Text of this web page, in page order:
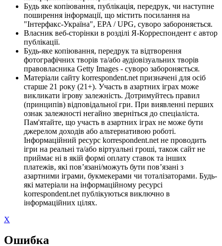
Будь яке копіювання, публікація, передрук, чи наступне
поширення інформації, що містить посилання на
"Інтерфакс-Україна", EPA / UPG, суворо забороняється.
Власник веб-сторінки в розділі Я-Корреспондент є автор
публікації.
Будь-яке копіювання, передрук та відтворення
фотографічних творів та/або аудіовізуальних творів
правовласника Getty Images - суворо забороняється.
Матеріали сайту korrespondent.net призначені для осіб
старше 21 року (21+). Участь в азартних іграх може
викликати ігрову залежність. Дотримуйтесь правил
(принципів) відповідальної гри. При виявленні перших
ознак залежності негайно зверніться до спеціаліста.
Пам'ятайте, що участь в азартних іграх не може бути
джерелом доходів або альтернативою роботі.
Інформаційний ресурс korrespondent.net не проводить
ігри на реальні та/або віртуальні гроші, також сайт не
приймає ні в якій формі оплату ставок та інших
платежів, які пов’язані/можуть бути пов’язані з
азартними іграми, букмекерами чи тоталізаторами. Будь-
які матеріали на інформаційному ресурсі
korrespondent.net публікуються виключно в
інформаційних цілях.
X
Ошибка